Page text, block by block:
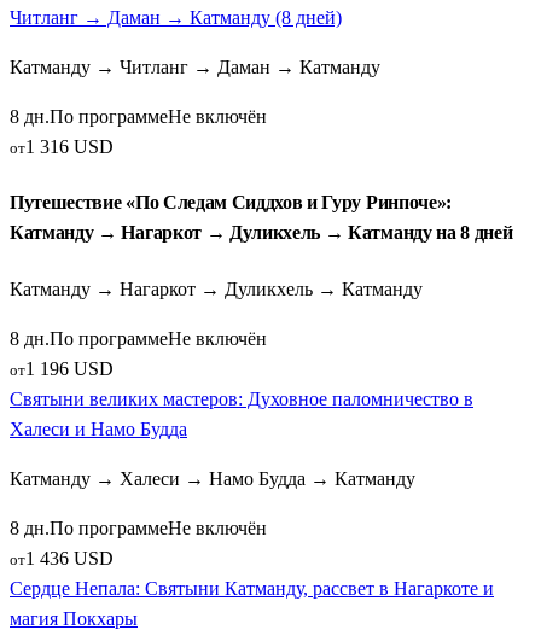
Читланг → Даман → Катманду (8 дней)
Катманду → Читланг → Даман → Катманду
8 дн.По программеНе включён
от1 316 USD
Путешествие «По Следам Сиддхов и Гуру Ринпоче»:
Катманду → Нагаркот → Дуликхель → Катманду на 8 дней
Катманду → Нагаркот → Дуликхель → Катманду
8 дн.По программеНе включён
от1 196 USD
Святыни великих мастеров: Духовное паломничество в
Халеси и Намо Будда
Катманду → Халеси → Намо Будда → Катманду
8 дн.По программеНе включён
от1 436 USD
Сердце Непала: Святыни Катманду, рассвет в Нагаркоте и
магия Покхары